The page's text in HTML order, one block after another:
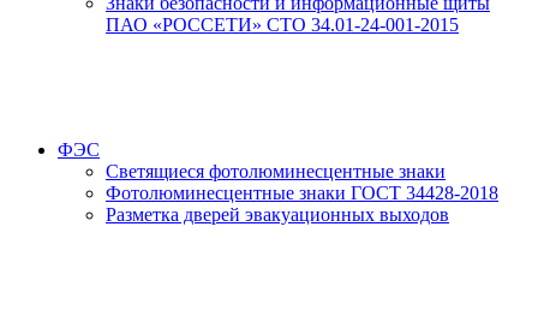
ПАО «РОССЕТИ» СТО 34.01-24-001-2015
ФЭС
Светящиеся фотолюминесцентные знаки
Фотолюминесцентные знаки ГОСТ 34428-2018
Разметка дверей эвакуационных выходов